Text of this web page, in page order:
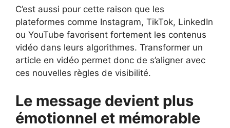
C’est aussi pour cette raison que les
plateformes comme Instagram, TikTok, LinkedIn
ou YouTube favorisent fortement les contenus
vidéo dans leurs algorithmes. Transformer un
article en vidéo permet donc de s’aligner avec
ces nouvelles règles de visibilité.
Le message devient plus
émotionnel et mémorable